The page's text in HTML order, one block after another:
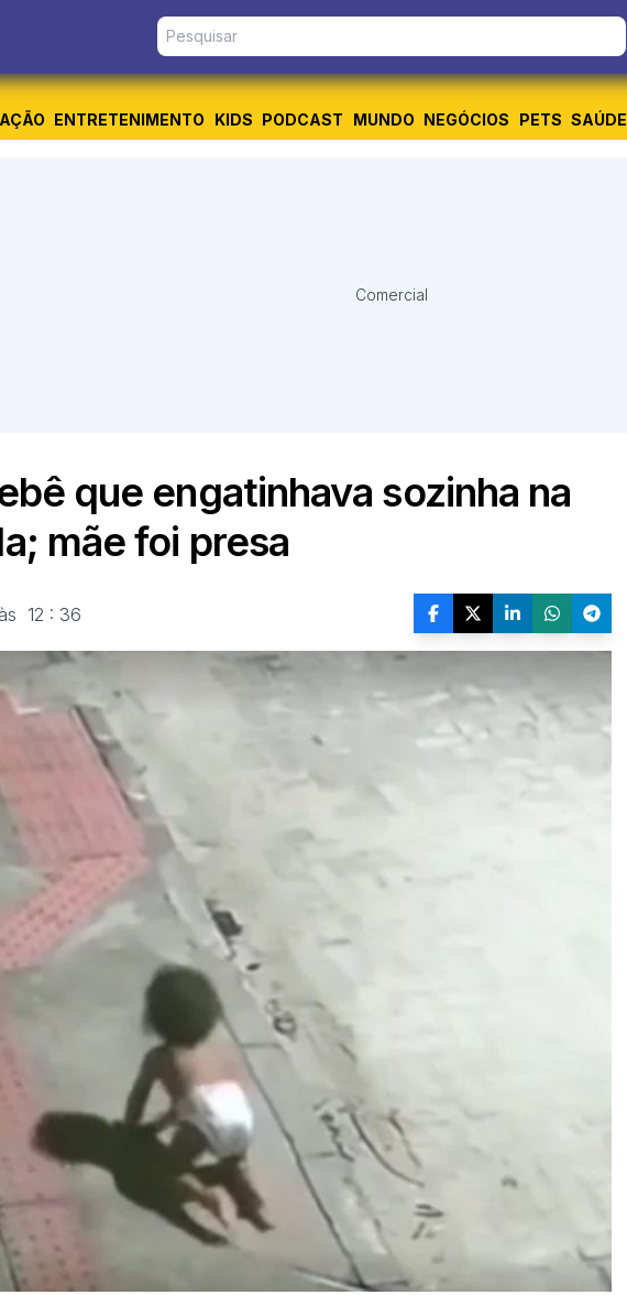
ENTRETENIMENTO KIDS PODCAST MUNDO NEGÓCIOS PETS SAÚDE
Comercial
que engatinhava sozinha na
mãe foi presa
12 : 36